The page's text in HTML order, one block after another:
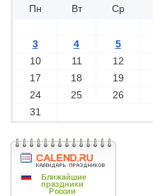
Пн
Вт Ср
3
4 5
10
11 12
17
18 19
24
25 26
31